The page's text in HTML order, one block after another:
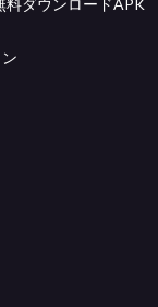
料ダウンロードAPK